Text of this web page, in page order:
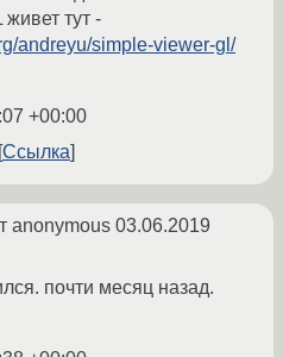
тут -
andreyu/simple-viewer-gl/
+00:00
Ссылка
anonymous 03.06.2019
почти месяц назад.